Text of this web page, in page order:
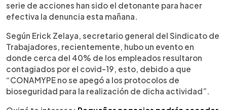
serie de acciones han sido el detonante para hacer
efectiva la denuncia esta mañana.
Según Erick Zelaya, secretario general del Sindicato de
Trabajadores, recientemente, hubo un evento en
donde cerca del 40% de los empleados resultaron
contagiados por el covid-19, esto, debido a que
“CONAMYPE no se apegó a los protocolos de
bioseguridad para la realización de dicha actividad”.